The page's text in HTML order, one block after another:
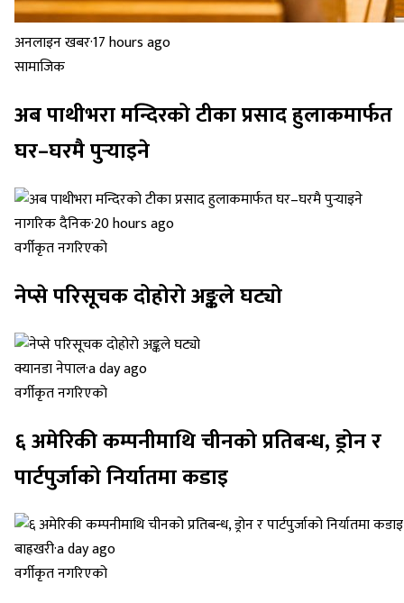
अनलाइन खबर·17 hours ago
सामाजिक
अब पाथीभरा मन्दिरको टीका प्रसाद हुलाकमार्फत
घर–घरमै पुर्‍याइने
नागरिक दैनिक·20 hours ago
वर्गीकृत नगरिएको
नेप्से परिसूचक दोहोरो अङ्कले घट्यो
क्यानडा नेपाल·a day ago
वर्गीकृत नगरिएको
६ अमेरिकी कम्पनीमाथि चीनको प्रतिबन्ध, ड्रोन र
पार्टपुर्जाको निर्यातमा कडाइ
बाह्रखरी·a day ago
वर्गीकृत नगरिएको